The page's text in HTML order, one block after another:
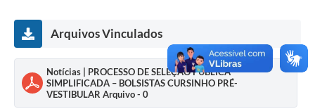
Arquivos Vinculados
Notícias | PROCESSO DE SELEÇÃO PÚBLICA
SIMPLIFICADA – BOLSISTAS CURSINHO PRÉ-
VESTIBULAR Arquivo - 0